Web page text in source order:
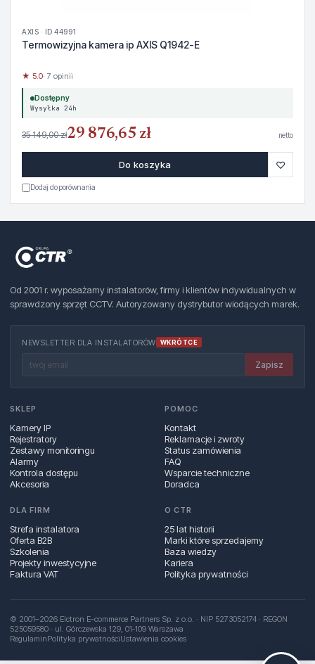
AXIS · ID 44991
Termowizyjna kamera ip AXIS Q1942-E
★ 5.0· 7 opinii
Dostępny
Wysyłka 24h
35 149,00 zł29 876,65 zł netto
Do koszyka ♡
Dodaj do porównania
Od 2001 r. wyposażamy instalatorów, firmy i klientów indywidualnych w
sprawdzony sprzęt CCTV. Autoryzowany dystrybutor wiodących marek.
NEWSLETTER DLA INSTALATORÓW WKRÓTCE
Zapisz
SKLEP
Kamery IP
Rejestratory
Zestawy monitoringu
Alarmy
Kontrola dostępu
Akcesoria
POMOC
Kontakt
Reklamacje i zwroty
Status zamówienia
FAQ
Wsparcie techniczne
Doradca
DLA FIRM
Strefa instalatora
Oferta B2B
Szkolenia
Projekty inwestycyjne
Faktura VAT
O CTR
25 lat historii
Marki które sprzedajemy
Baza wiedzy
Kariera
Polityka prywatności
© 2001–2026 Elctron E-commerce Partners Sp. z o.o. · NIP 5273052174 · REGON
525059580 · ul. Górczewska 129, 01‑109 Warszawa
RegulaminPolityka prywatnościUstawienia cookies